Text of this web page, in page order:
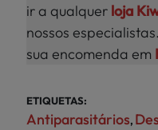
ir a qualquer loja
nossos
sua encomenda em
ETIQUETAS:
Antiparasitários,